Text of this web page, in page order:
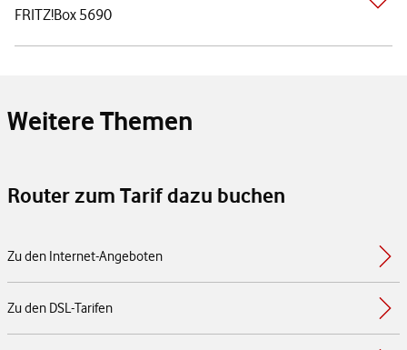
FRITZ!Box 5690
Weitere Themen
Router zum Tarif dazu buchen
Zu den Internet-Angeboten
Zu den DSL-Tarifen